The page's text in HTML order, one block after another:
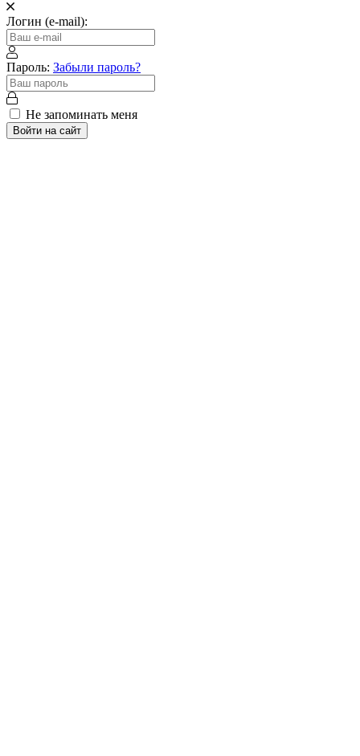
Логин (e-mail):
Пароль: Забыли пароль?
Не запоминать меня
Войти на сайт